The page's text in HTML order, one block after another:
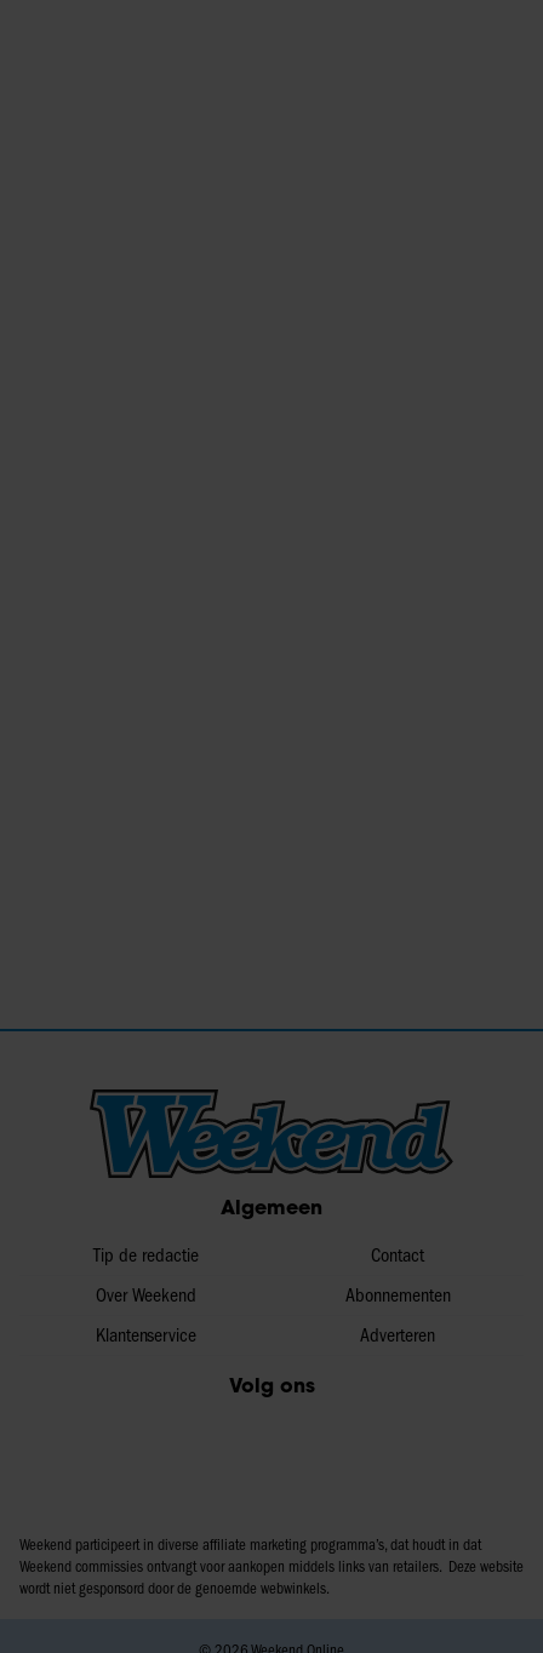
Algemeen
Tip de redactie
Over Weekend
Klantenservice
Contact
Abonnementen
Adverteren
Volg ons
Weekend participeert in diverse affiliate marketing programma’s, dat houdt in dat
Weekend commissies ontvangt voor aankopen middels links van retailers. Deze website
wordt niet gesponsord door de genoemde webwinkels.